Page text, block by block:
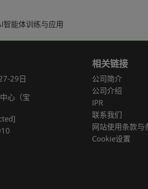
智能体训练与应用
29日
心（宝
相关链接
公司简介
公司介绍
IPR
联系我们
网站使用条款与
Cookie设置